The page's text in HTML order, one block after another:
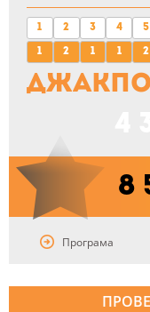
1
1
2
2
3
1
4
1
5
2
8
Програма